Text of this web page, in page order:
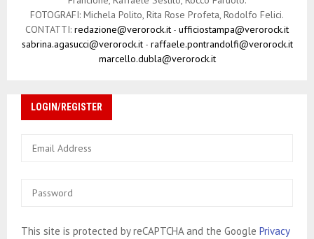
FOTOGRAFI: Michela Polito, Rita Rose Profeta, Rodolfo Felici.
CONTATTI: redazione@verorock.it - ufficiostampa@verorock.it
sabrina.agasucci@verorock.it- raffaele.pontrandolfi@verorock.it
marcello.dubla@verorock.it
LOGIN/REGISTER
This site is protected by reCAPTCHA and the Google Privacy